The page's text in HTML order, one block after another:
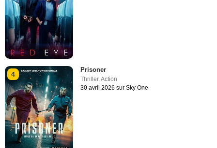
4
Prisoner
Thriller,Action
30 avril 2026 sur Sky One